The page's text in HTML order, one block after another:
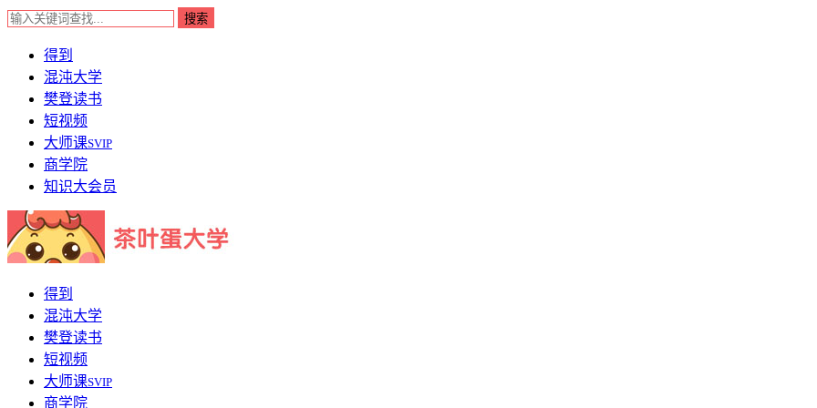
得到
混沌大学
樊登读书
短视频
大师课SVIP
商学院
知识大会员
得到
混沌大学
樊登读书
短视频
大师课SVIP
商学院